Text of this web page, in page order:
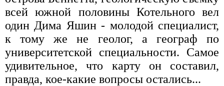
всей южной половины Котельного вел
один Дима Яшин - молодой специалист,
к тому же не геолог, а географ по
университетской специальности. Самое
удивительное, что карту он составил,
правда, кое-какие вопросы остались...